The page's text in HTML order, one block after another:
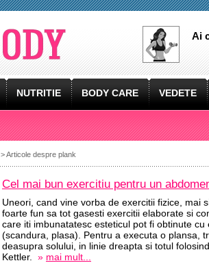
Ai
NUTRITIE BODY CARE VEDETE
> Articole despre plank
Cel mai bun exercitiu pentru un
Uneori, cand vine vorba de exercitii fizice, mai
foarte fun sa tot gasesti exercitii elaborate si
care iti imbunatatesc esteticul pot fi obtinute
(scandura, plasa). Pentru a executa o plansa,
deasupra solului, in linie dreapta si totul
Kettler. » mai mult...